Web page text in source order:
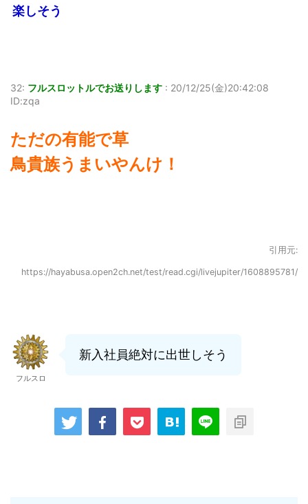
楽しそう
32: フルスロットルでお送りします : 20/12/25(金)20:42:08
ID:zqa
ただの有能で草
鳥貴族うまいやんけ！
引用元:
https://hayabusa.open2ch.net/test/read.cgi/livejupiter/1608895781/
フルスロ
新入社員絶対に出世しそう